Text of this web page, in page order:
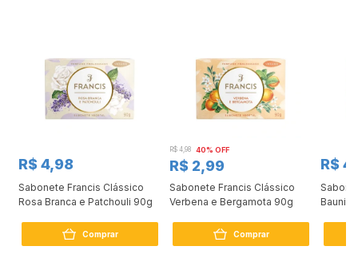
R$ 4,98
Sabonete Francis Clássico
Rosa Branca e Patchouli 90g
Comprar
R$ 4,98 40% OFF
R$ 2,99
Sabonete Francis Clássico
Verbena e Bergamota 90g
Comprar
R$